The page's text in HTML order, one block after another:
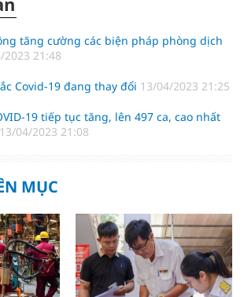
tăng cường các biện pháp phòng dịch
2023 21:48
Covid-19 đang thay đổi 13/04/2023 21:25
19 tiếp tục tăng, lên 497 ca, cao nhất
13/04/2023 21:08
MỤC